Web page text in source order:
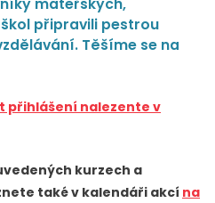
připravili pestrou
Těšíme se na
přihlášení nalezente v
kurzech a
také v kalendáři akcí na